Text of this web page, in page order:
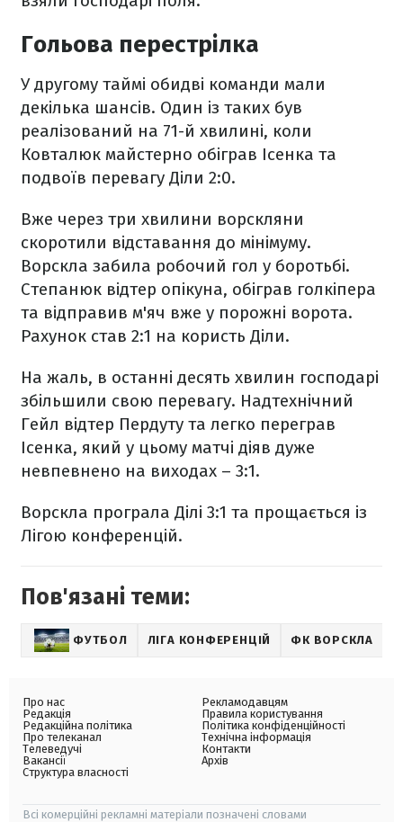
Гольова перестрілка
У другому таймі обидві команди мали
декілька шансів. Один із таких був
реалізований на 71-й хвилині, коли
Ковталюк майстерно обіграв Ісенка та
подвоїв перевагу Діли 2:0.
Вже через три хвилини ворскляни
скоротили відставання до мінімуму.
Ворскла забила робочий гол у боротьбі.
Степанюк відтер опікуна, обіграв голкіпера
та відправив м'яч вже у порожні ворота.
Рахунок став 2:1 на користь Діли.
На жаль, в останні десять хвилин господарі
збільшили свою перевагу. Надтехнічний
Гейл відтер Пердуту та легко переграв
Ісенка, який у цьому матчі діяв дуже
невпевнено на виходах – 3:1.
Ворскла програла Ділі 3:1 та прощається із
Лігою конференцій.
Пов'язані теми:
ФУТБОЛ ЛІГА КОНФЕРЕНЦІЙ ФК ВОРСКЛА
Про нас
Редакція
Редакційна політика
Про телеканал
Телеведучі
Вакансії
Структура власності
Рекламодавцям
Правила користування
Політика конфіденційності
Технічна інформація
Контакти
Архів
Всі комерційні рекламні матеріали позначені словами